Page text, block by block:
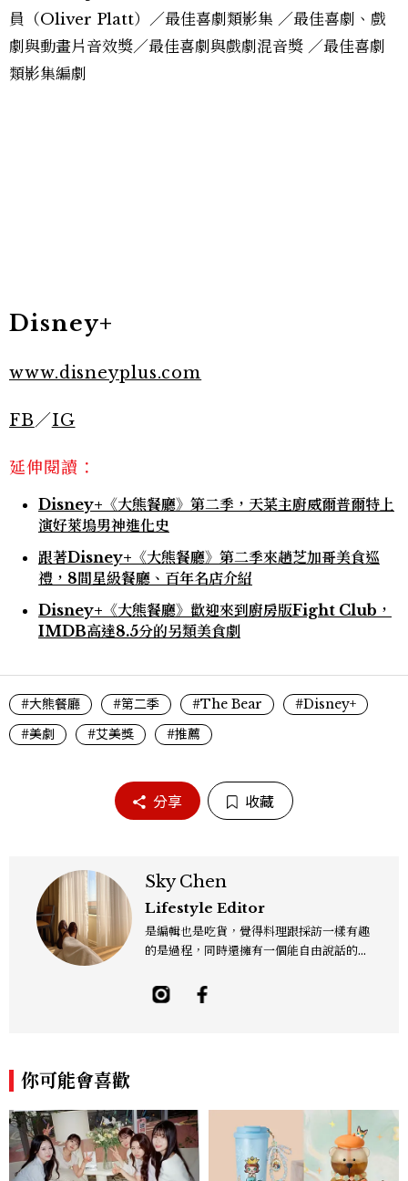
員（Oliver Platt）／最佳喜劇類影集 ／最佳喜劇、戲
劇與動畫片音效獎／最佳喜劇與戲劇混音獎 ／最佳喜劇
類影集編劇
Disney+
www.disneyplus.com
FB／IG
延伸閱讀：
Disney+《大熊餐廳》第二季，天菜主廚威爾普爾特上
演好萊塢男神進化史
跟著Disney+《大熊餐廳》第二季來趟芝加哥美食巡
禮，8間星級餐廳、百年名店介紹
Disney+《大熊餐廳》歡迎來到廚房版Fight Club，
IMDB高達8.5分的另類美食劇
#大熊餐廳 #第二季 #The Bear
#Disney+
#美劇
#艾美獎 #推薦
分享 收藏
Sky Chen
Lifestyle Editor
是編輯也是吃貨，覺得料理跟採訪一樣有趣
的是過程，同時還擁有一個能自由說話的地
誌與數位平台，主要企劃與撰寫美食、美
酒、設計與旅遊文化，作品有風格空間、主
你可能會喜歡